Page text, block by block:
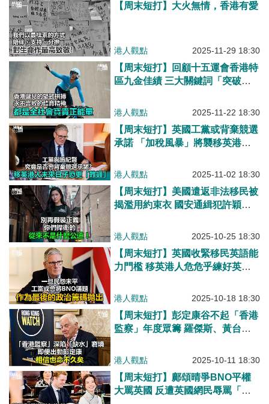
【周末短打】大火無情，香港有愛
港人觀點 2025-11-29 18:30
【周末短打】回顧十五運會香港特
區九金佳績 三大關鍵詞「突破、
港人觀點 2025-11-22 18:30
【周末短打】英國工黨或背棄競選
承諾 「加稅風暴」將襲移英港
港人觀點 2025-11-02 18:30
【周末短打】美國遣返非法移民被
揭濫用約束衣 國安通緝犯許穎婷
港人觀點 2025-10-25 18:30
【周末短打】英國收緊移民英語能
力門檻 移英港人危危乎練好英文
港人觀點 2025-10-18 18:30
【周末短打】彭定康谷不起「香港
監察」年度眾籌 羅傑斯、黃台仰
港人觀點 2025-10-11 18:30
【周末短打】鄺頌晴爭BNO平權
大罵英國 反遭英國網民辱罵「寄